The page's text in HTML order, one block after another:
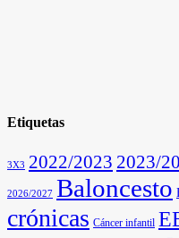
Etiquetas
3X3 2022/2023 2023/
2026/2027 Baloncesto
crónicas Cáncer infantil